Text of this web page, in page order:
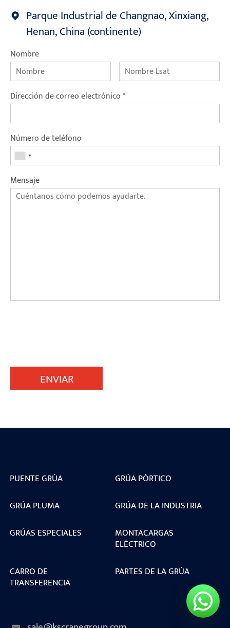
Parque Industrial de Changnao, Xinxiang,
Henan, China (continente)
Nombre
Dirección de correo electrónico*
Número de teléfono
Mensaje
ENVIAR
PUENTE GRÚA
GRÚA PÓRTICO
GRÚA PLUMA
GRÚA DE LA INDUSTRIA
GRÚAS ESPECIALES
MONTACARGAS
ELÉCTRICO
CARRO DE
TRANSFERENCIA
PARTES DE LA GRÚA